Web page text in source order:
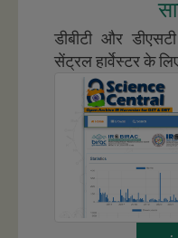
डीबीटी और
सेंट्रल हार्वेस्टर के